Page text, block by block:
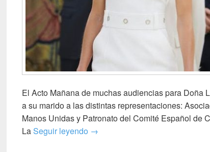
El Acto Mañana de muchas audiencias para Doña
a su marido a las distintas representaciones:
Manos Unidas y Patronato del Comité Español de
LaSeguir leyendo Audiencias en Zarzuela – De
→